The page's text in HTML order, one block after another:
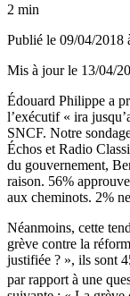
2 min
Publié le 09/04/2018
Mis à jour le 13/04/
Édouard Philippe a
l’exécutif « ira
SNCF. Notre
Échos et Radio
du gouvernement,
raison. 56%
aux cheminots. 2%
Néanmoins, cette
grève contre la
justifiée ? », ils sont
par rapport à une